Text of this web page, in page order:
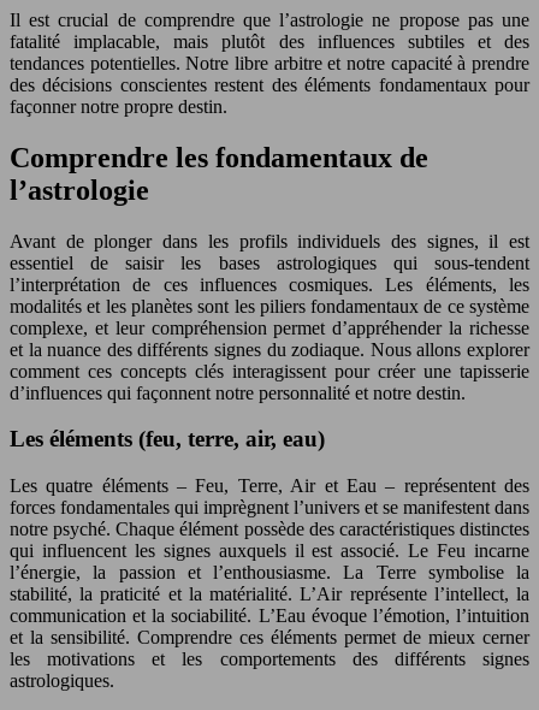
Il est crucial de comprendre que l’astrologie ne propose pas une
fatalité implacable, mais plutôt des influences subtiles et des
tendances potentielles. Notre libre arbitre et notre capacité à prendre
des décisions conscientes restent des éléments fondamentaux pour
façonner notre propre destin.
Comprendre les fondamentaux de
l’astrologie
Avant de plonger dans les profils individuels des signes, il est
essentiel de saisir les bases astrologiques qui sous-tendent
l’interprétation de ces influences cosmiques. Les éléments, les
modalités et les planètes sont les piliers fondamentaux de ce système
complexe, et leur compréhension permet d’appréhender la richesse
et la nuance des différents signes du zodiaque. Nous allons explorer
comment ces concepts clés interagissent pour créer une tapisserie
d’influences qui façonnent notre personnalité et notre destin.
Les éléments (feu, terre, air, eau)
Les quatre éléments – Feu, Terre, Air et Eau – représentent des
forces fondamentales qui imprègnent l’univers et se manifestent dans
notre psyché. Chaque élément possède des caractéristiques distinctes
qui influencent les signes auxquels il est associé. Le Feu incarne
l’énergie, la passion et l’enthousiasme. La Terre symbolise la
stabilité, la praticité et la matérialité. L’Air représente l’intellect, la
communication et la sociabilité. L’Eau évoque l’émotion, l’intuition
et la sensibilité. Comprendre ces éléments permet de mieux cerner
les motivations et les comportements des différents signes
astrologiques.